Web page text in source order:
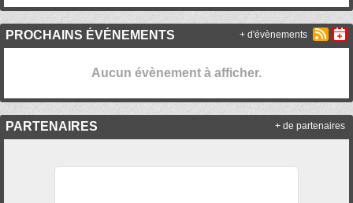
PROCHAINS ÉVÉNEMENTS
Aucun évènement à afficher.
+ d'évènements
PARTENAIRES + de partenaires